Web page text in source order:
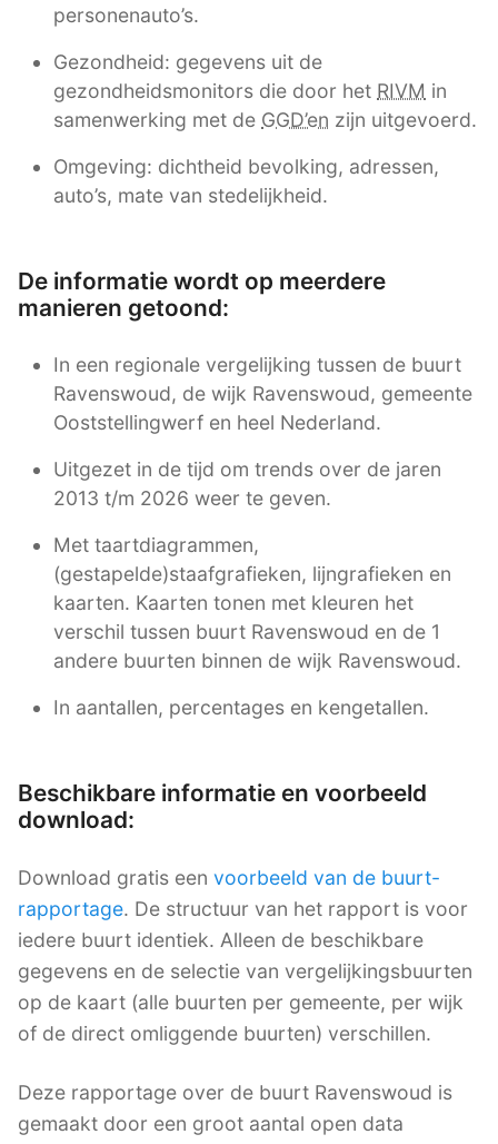
personenauto’s.
Gezondheid: gegevens uit de
gezondheidsmonitors die door het RIVM in
samenwerking met de GGD’en zijn uitgevoerd.
Omgeving: dichtheid bevolking, adressen,
auto’s, mate van stedelijkheid.
De informatie wordt op meerdere
manieren getoond:
In een regionale vergelijking tussen de buurt
Ravenswoud, de wijk Ravenswoud, gemeente
Ooststellingwerf en heel Nederland.
Uitgezet in de tijd om trends over de jaren
2013 t/m 2026 weer te geven.
Met taartdiagrammen,
(gestapelde)staafgrafieken, lijngrafieken en
kaarten. Kaarten tonen met kleuren het
verschil tussen buurt Ravenswoud en de 1
andere buurten binnen de wijk Ravenswoud.
In aantallen, percentages en kengetallen.
Beschikbare informatie en voorbeeld
download:
Download gratis een voorbeeld van de buurt-
rapportage. De structuur van het rapport is voor
iedere buurt identiek. Alleen de beschikbare
gegevens en de selectie van vergelijkingsbuurten
op de kaart (alle buurten per gemeente, per wijk
of de direct omliggende buurten) verschillen.
Deze rapportage over de buurt Ravenswoud is
gemaakt door een groot aantal open data